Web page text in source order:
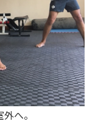
へ。